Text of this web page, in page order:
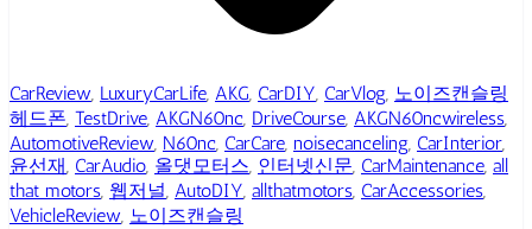
CarReview, LuxuryCarLife, AKG, CarDIY, CarVlog, 노이즈캔슬링
헤드폰, TestDrive, AKGN60nc, DriveCourse, AKGN60ncwireless,
AutomotiveReview, N60nc, CarCare, noisecanceling, CarInterior,
윤선재, CarAudio, 올댓모터스, 인터넷신문, CarMaintenance, all
that motors, 웹저널, AutoDIY, allthatmotors, CarAccessories,
VehicleReview, 노이즈캔슬링